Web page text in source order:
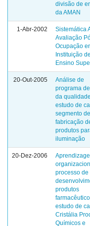
divisão de
da AMAN
1-Abr-2002
Sistemática
Avaliação
Ocupação
Instituição de
Ensino
20-Out-2005
Análise de
programa
da
estudo de
segmento de
fabricação
produtos
iluminação
20-Dez-2006
processo de
produtos
estudo de
Cristália
Químicos e